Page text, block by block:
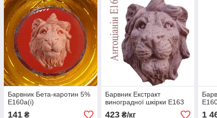
Барвник Бета-каротин 5%
Е160а(i)
141 ₴
Барвник Екстракт
виноградної шкірки Е163
423₴/кг 1